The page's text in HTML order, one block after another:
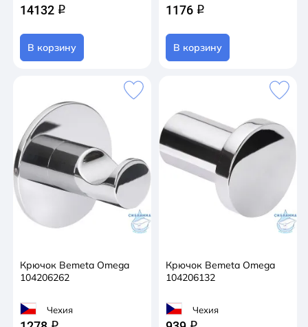
14132 q
В корзину
1176 q
В корзину
Крючок Bemeta Omega
104206262
Чехия
q
Крючок Bemeta Omega
104206132
Чехия
q